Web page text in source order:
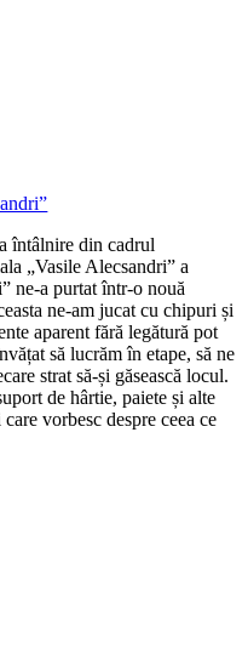
întâlnire din cadrul
„Vasile Alecsandri” a
ne-a purtat într-o nouă
ne-am jucat cu chipuri și
aparent fără legătură pot
să lucrăm în etape, să ne
strat să-și găsească locul.
de hârtie, paiete și alte
vorbesc despre ceea ce